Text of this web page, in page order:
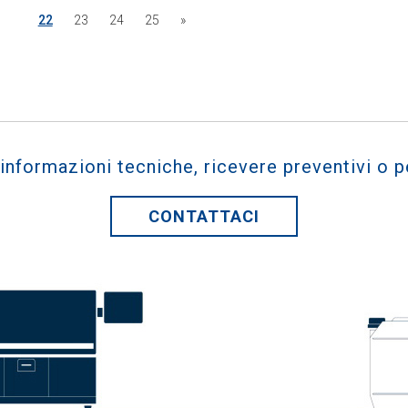
22 23 24 25 »
tecniche, ricevere preventivi o
CONTATTACI